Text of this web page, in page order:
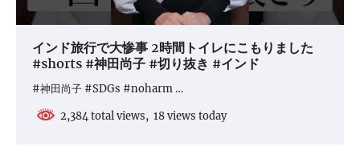
インド旅行で大惨事 2時間トイレにこもりました
#shorts #神田尚子 #切り抜き #インド
#神田尚子 #SDGs #noharm …
2,384 total views, 18 views today